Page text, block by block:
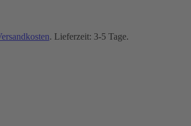
. Lieferzeit: 3-5 Tage.